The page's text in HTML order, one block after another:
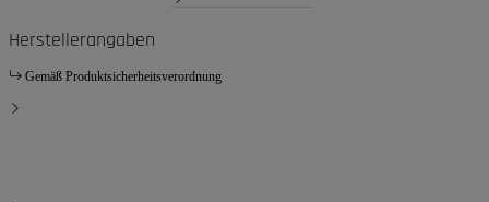
Herstellerangaben
Gemäß Produktsicherheitsverordnung